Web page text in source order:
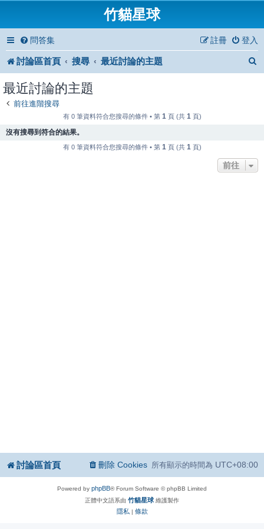
竹貓星球
問答集 登入
註冊
討論區首頁 搜尋 最近討論的主題
最近討論的主題
前往進階搜尋
有 0 筆資料符合您搜尋的條件 • 第 1 頁 (共 1 頁)
沒有搜尋到符合的結果。
有 0 筆資料符合您搜尋的條件 • 第 1 頁 (共 1 頁)
前往
討論區首頁 所有顯示的時間為 UTC+08:00
刪除 Cookies
Powered by phpBB® Forum Software © phpBB Limited
正體中文語系由 竹貓星球 維護製作
隱私 | 條款